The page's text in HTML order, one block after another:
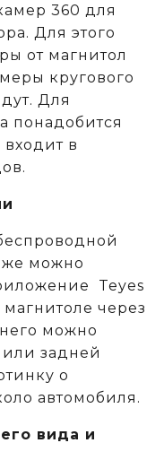
360 для
Для этого
от магнитол
кругового
Для
понадобится
в
же можно
Teyes
через
можно
задней
о
автомобиля.
вида и